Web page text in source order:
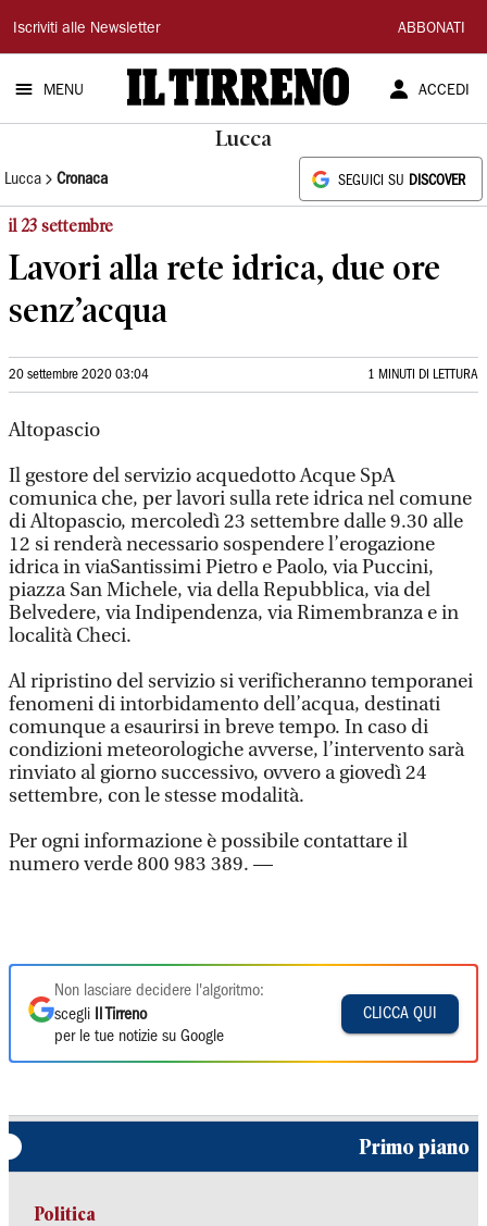
Il
Tirreno
Iscriviti alle Newsletter ABBONATI
MENU ACCEDI
Lucca
Lucca Cronaca SEGUICI SU DISCOVER
il 23 settembre
Lavori alla rete idrica, due ore
senz’acqua
20 settembre 2020 03:04 1 MINUTI DI LETTURA
Altopascio
Il gestore del servizio acquedotto Acque SpA
comunica che, per lavori sulla rete idrica nel comune
di Altopascio, mercoledì 23 settembre dalle 9.30 alle
12 si renderà necessario sospendere l’erogazione
idrica in viaSantissimi Pietro e Paolo, via Puccini,
piazza San Michele, via della Repubblica, via del
Belvedere, via Indipendenza, via Rimembranza e in
località Checi.
Al ripristino del servizio si verificheranno temporanei
fenomeni di intorbidamento dell’acqua, destinati
comunque a esaurirsi in breve tempo. In caso di
condizioni meteorologiche avverse, l’intervento sarà
rinviato al giorno successivo, ovvero a giovedì 24
settembre, con le stesse modalità.
Per ogni informazione è possibile contattare il
numero verde 800 983 389. —
Non lasciare decidere l'algoritmo:
scegli
Il Tirreno
per le tue notizie su Google
CLICCA QUI
Primo piano
Politica